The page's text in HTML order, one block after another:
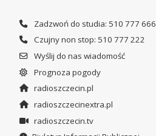
Zadzwoń do studia: 510 777 666
Czujny non stop: 510 777 222
Wyślij do nas wiadomość
Prognoza pogody
radioszczecin.pl
radioszczecinextra.pl
radioszczecin.tv